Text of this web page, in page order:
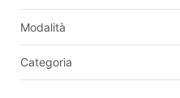
Modalità
Categoria